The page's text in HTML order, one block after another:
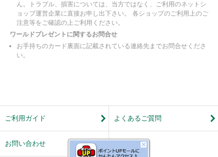
ん。トラブル、損害については、当方ではなく、ご利用のネットシ
ョップ運営企業に直接お申し出下さい。 各ショップのご利用上のご
注意等をご確認の上ご利用ください。
ワールドプレゼントに関するお問合せ
お手持ちのカード裏面に記載されている連絡先までお問合せくださ
い。
ご利用ガイド よくあるご質問
お問い合わせ